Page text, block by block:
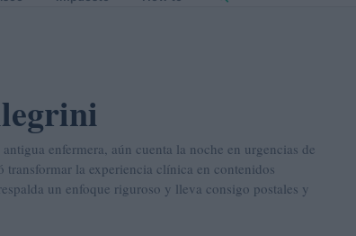
enfermera, aún cuenta la noche en urgencias de
transformar la experiencia clínica en contenidos
un enfoque riguroso y lleva consigo postales y